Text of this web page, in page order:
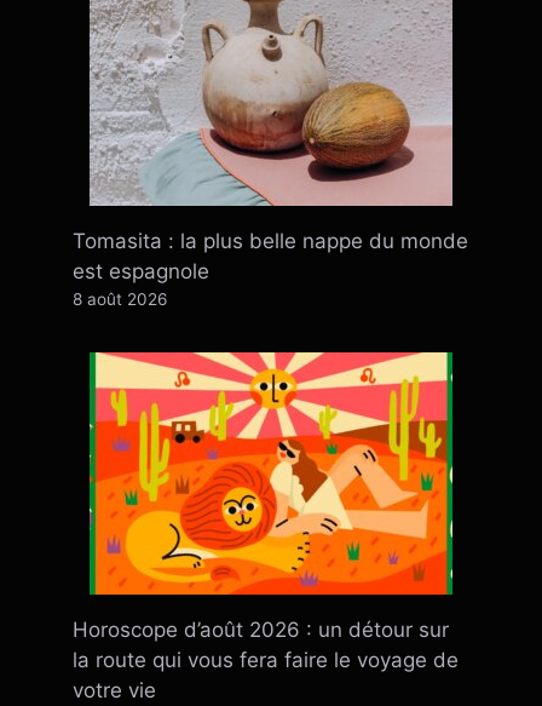
Tomasita : la plus belle nappe du monde
est espagnole
8 août 2026
Horoscope d’août 2026 : un détour sur
la route qui vous fera faire le voyage de
votre vie